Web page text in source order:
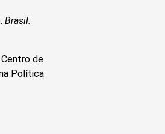
Brasil:
de
Política